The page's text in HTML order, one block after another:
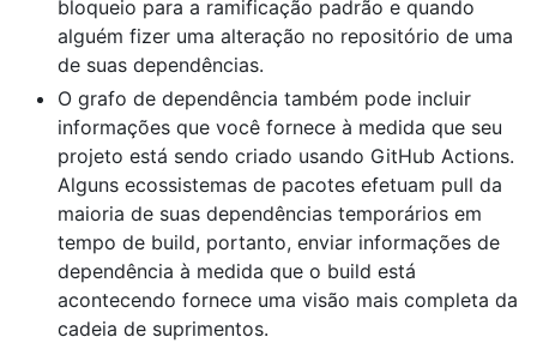
bloqueio para a ramificação padrão e quando
alguém fizer uma alteração no repositório de uma
de suas dependências.
O grafo de dependência também pode incluir
informações que você fornece à medida que seu
projeto está sendo criado usando GitHub Actions.
Alguns ecossistemas de pacotes efetuam pull da
maioria de suas dependências temporários em
tempo de build, portanto, enviar informações de
dependência à medida que o build está
acontecendo fornece uma visão mais completa da
cadeia de suprimentos.